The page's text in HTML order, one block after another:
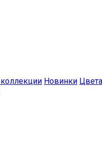
Новинки Цвета